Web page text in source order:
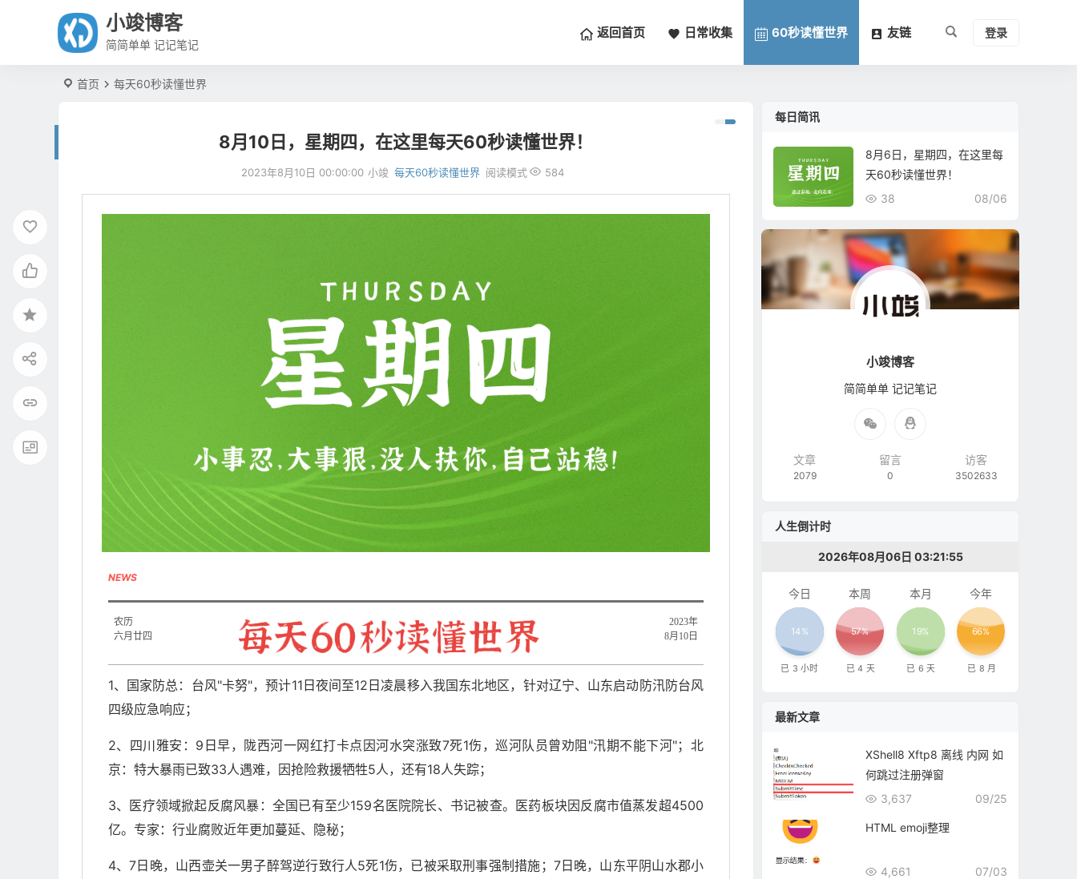
小竣博客
简简单单 记记笔记
返回首页 日常收集 60秒读懂世界 友链 登录
首页 每天60秒读懂世界
8月10日，星期四，在这里每天60秒读懂世界！
2023年8月10日 00:00:00 小竣 每天60秒读懂世界 584
阅读模式
NEWS
2023年
8月10日
农历
六月廿四
1、国家防总：台风"卡努"，预计11日夜间至12日凌晨移入我国东北地区，针对辽宁、山东启动防汛防台风
四级应急响应；
2、四川雅安：9日早，陇西河一网红打卡点因河水突涨致7死1伤，巡河队员曾劝阻"汛期不能下河"；北
京：特大暴雨已致33人遇难，因抢险救援牺牲5人，还有18人失踪；
3、医疗领域掀起反腐风暴：全国已有至少159名医院院长、书记被查。医药板块因反腐市值蒸发超4500
亿。专家：行业腐败近年更加蔓延、隐秘；
4、7日晚，山西壶关一男子醉驾逆行致行人5死1伤，已被采取刑事强制措施；7日晚，山东平阴山水郡小
每日简讯
8月6日，星期四，在这里每
天60秒读懂世界！
08/06
38
小竣博客
简简单单 记记笔记
文章
2079
留言
0
访客
3502633
人生倒计时
2026年08月06日 03:21:56
今日
14%
已 3 小时
本周
57%
已 4 天
本月
19%
已 6 天
今年
66%
已 8 月
最新文章
XShell8 Xftp8 离线 内网 如
何跳过注册弹窗
09/25
3,637
HTML emoji整理
07/03
4,661